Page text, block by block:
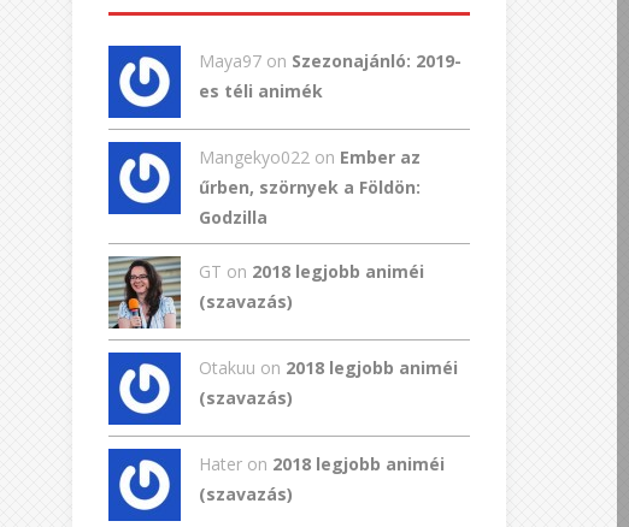
Maya97 on Szezonajánló: 2019-
es téli animék
Mangekyo022 on Ember az
űrben, szörnyek a Földön:
Godzilla
GT on 2018 legjobb animéi
(szavazás)
Otakuu on 2018 legjobb animéi
(szavazás)
Hater on 2018 legjobb animéi
(szavazás)